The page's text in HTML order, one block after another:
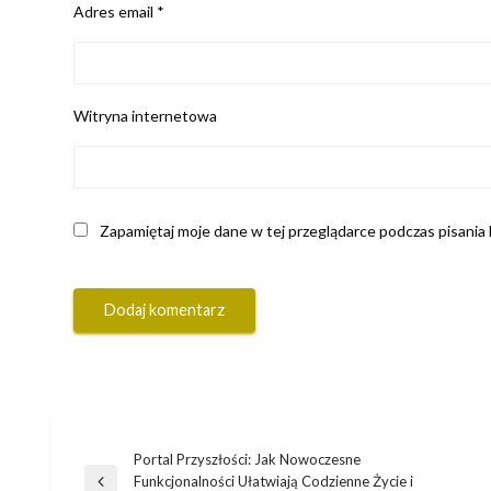
Adres email *
Witryna internetowa
Zapamiętaj moje dane w tej przeglądarce podczas
Nawigacja
Portal Przyszłości: Jak Nowoczesne
Funkcjonalności Ułatwiają Codzienne Życie i